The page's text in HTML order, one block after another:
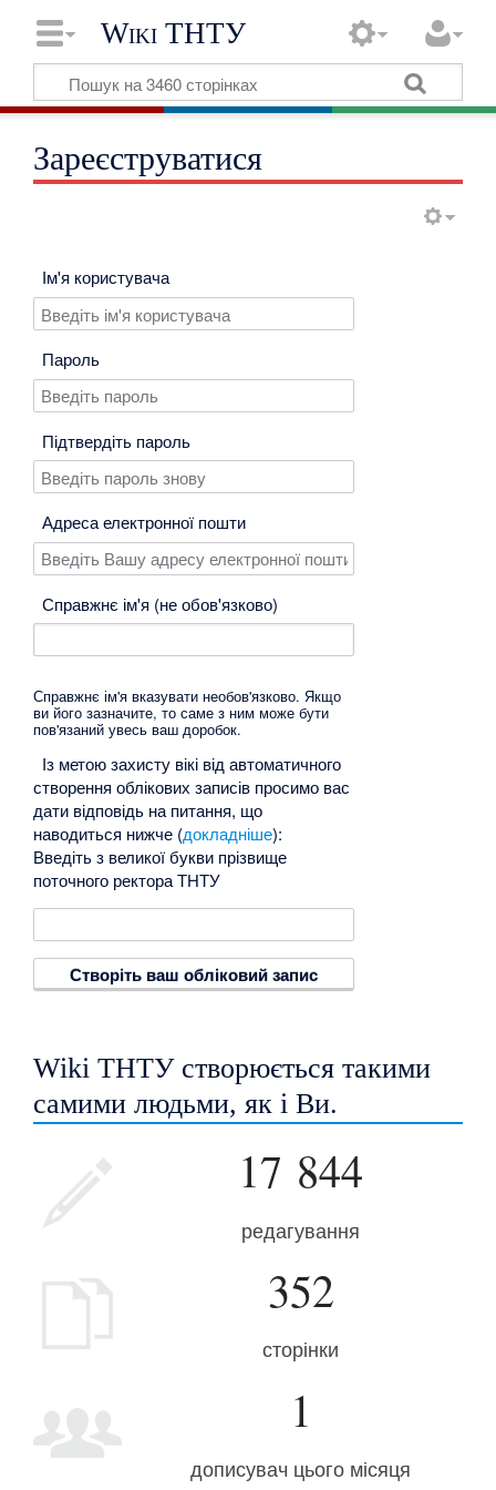
Wiki ТНТУ
Зареєструватися
Ім'я користувача
Пароль
Підтвердіть пароль
Адреса електронної пошти
Справжнє ім'я (не обов'язково)
Справжнє ім'я вказувати необов'язково. Якщо
ви його зазначите, то саме з ним може бути
пов'язаний увесь ваш доробок.
Із метою захисту вікі від автоматичного
створення облікових записів просимо вас
дати відповідь на питання, що
наводиться нижче (докладніше):
Введіть з великої букви прізвище
поточного ректора ТНТУ
Створіть ваш обліковий запис
Wiki ТНТУ створюється такими
самими людьми, як і Ви.
17 844
редагування
352
сторінки
1
дописувач цього місяця